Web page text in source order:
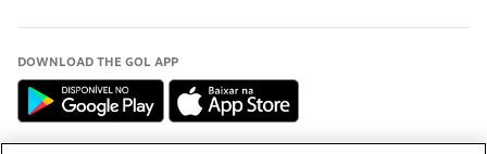
DOWNLOAD THE GOL APP